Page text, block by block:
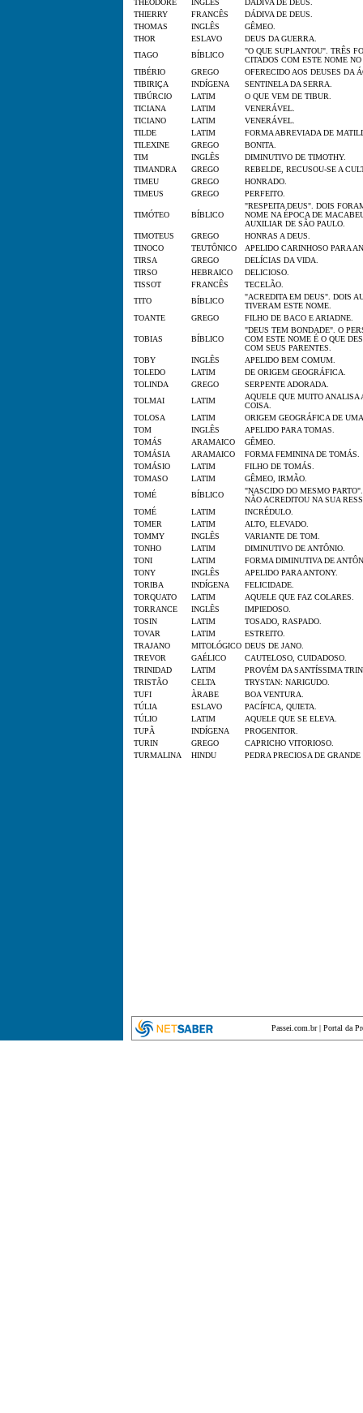
THEODORE INGLÊS
DÁDIVA DE DEUS.
THIERRY
FRANCÊS
DÁDIVA DE DEUS.
THOMAS
INGLÊS
GÊMEO.
THOR
ESLAVO
DEUS DA GUERRA.
TIAGO
BÍBLICO
"O QUE SUPLANTOU". TRÊS
CITADOS COM ESTE NOME
TIBÉRIO
GREGO
OFERECIDO AOS DEUSES DA
TIBIRIÇA
INDÍGENA
SENTINELA DA SERRA.
TIBÚRCIO
LATIM
O QUE VEM DE TIBUR.
TICIANA
LATIM
VENERÁVEL.
TICIANO
LATIM
VENERÁVEL.
TILDE
LATIM
FORMA ABREVIADA DE
TILEXINE
GREGO
BONITA.
TIM
INGLÊS
DIMINUTIVO DE TIMOTHY.
TIMANDRA
GREGO
REBELDE, RECUSOU-SE A
TIMEU
GREGO
HONRADO.
TIMEUS
GREGO PERFEITO.
TIMÓTEO BÍBLICO
"RESPEITA DEUS". DOIS
NOME NA ÉPOCA DE
AUXILIAR DE SÃO PAULO.
TIMOTEUS
GREGO
HONRAS A DEUS.
TINOCO
TEUTÔNICO
APELIDO CARINHOSO PARA
TIRSA
GREGO
DELÍCIAS DA VIDA.
TIRSO
HEBRAICO
DELICIOSO.
TISSOT
FRANCÊS
TECELÃO.
TITO
BÍBLICO
"ACREDITA EM DEUS". DOIS
TIVERAM ESTE NOME.
TOANTE
GREGO FILHO DE BACO E ARIADNE.
TOBIAS BÍBLICO
"DEUS TEM BONDADE". O
COM ESTE NOME É O QUE
COM SEUS PARENTES.
TOBY
INGLÊS
APELIDO BEM COMUM.
TOLEDO
LATIM
DE ORIGEM GEOGRÁFICA.
TOLINDA
GREGO
SERPENTE ADORADA.
TOLMAI
LATIM
AQUELE QUE MUITO ANALISA
COISA.
TOLOSA
LATIM
ORIGEM GEOGRÁFICA DE
TOM
INGLÊS
APELIDO PARA TOMAS.
TOMÁS
ARAMAICO
GÊMEO.
TOMÁSIA
ARAMAICO
FORMA FEMININA DE TOMÁS.
TOMÁSIO
LATIM
FILHO DE TOMÁS.
TOMASO
LATIM
GÊMEO, IRMÃO.
TOMÉ
BÍBLICO
"NASCIDO DO MESMO
NÃO ACREDITOU NA SUA
TOMÉ
LATIM
INCRÉDULO.
TOMER
LATIM
ALTO, ELEVADO.
TOMMY
INGLÊS
VARIANTE DE TOM.
TONHO
LATIM
DIMINUTIVO DE ANTÔNIO.
TONI
LATIM
FORMA DIMINUTIVA DE
TONY
INGLÊS
APELIDO PARA ANTONY.
TORIBA
INDÍGENA
FELICIDADE.
TORQUATO
LATIM
AQUELE QUE FAZ COLARES.
TORRANCE
INGLÊS
IMPIEDOSO.
TOSIN
LATIM
TOSADO, RASPADO.
TOVAR
LATIM
ESTREITO.
TRAJANO
MITOLÓGICO DEUS DE JANO.
TREVOR
GAÉLICO
CAUTELOSO, CUIDADOSO.
TRINIDAD
LATIM
PROVÉM DA SANTÍSSIMA
TRISTÃO
CELTA
TRYSTAN: NARIGUDO.
TUFI
ÀRABE
BOA VENTURA.
TÚLIA
ESLAVO
PACÍFICA, QUIETA.
TÚLIO
LATIM
AQUELE QUE SE ELEVA.
TUPÃ
INDÍGENA
PROGENITOR.
TURIN
GREGO
CAPRICHO VITORIOSO.
TURMALINA
HINDU PEDRA PRECIOSA DE
Passei.com.br| Portal da